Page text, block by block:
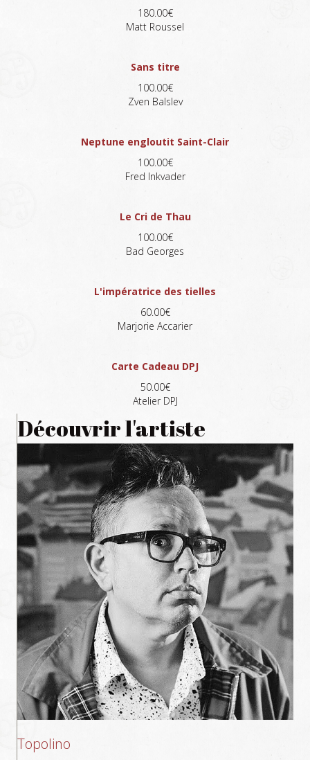
180.00€
Matt Roussel
Sans titre
100.00€
Zven Balslev
Neptune engloutit Saint-Clair
100.00€
Fred Inkvader
Le Cri de Thau
100.00€
Bad Georges
L'impératrice des tielles
60.00€
Marjorie Accarier
Carte Cadeau DPJ
50.00€
Atelier DPJ
Découvrir l'artiste
Topolino